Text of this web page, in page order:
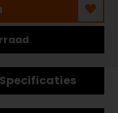
Specificaties